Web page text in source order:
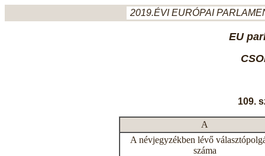
2019.ÉVI EURÓPAI
EU
109.
A
A névjegyzékben lévő
száma